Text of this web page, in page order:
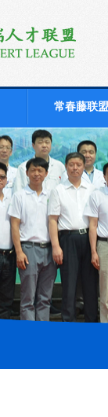
常春藤联